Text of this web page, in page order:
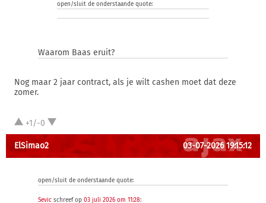
open/sluit de onderstaande quote:
Waarom Baas eruit?
Nog maar 2 jaar contract, als je wilt cashen moet dat deze
zomer.
+1/-0
ElSimao2 03-07-2026 19:15:12
open/sluit de onderstaande quote:
Sevic schreef op 03 juli 2026 om 11:28: